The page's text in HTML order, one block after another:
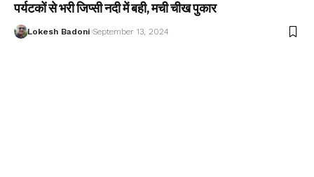
पर्यटकों से भरी जिप्सी नदी में बही, मची चीख पुकार
Lokesh Badoni September 13, 2024